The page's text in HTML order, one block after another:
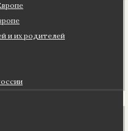
и их родителей